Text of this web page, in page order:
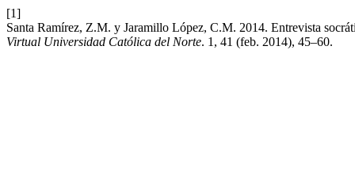
[1]
Santa Ramírez, Z.M. y Jaramillo López, C.M. 2014. Entrevista
Virtual Universidad Católica del Norte. 1, 41 (feb. 2014), 45–60.